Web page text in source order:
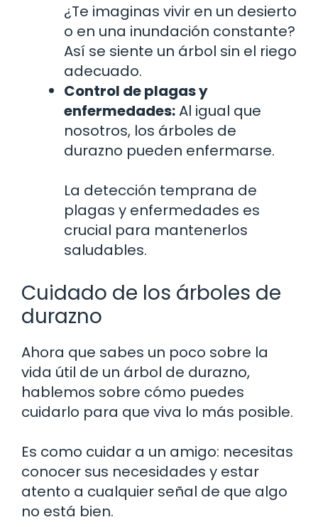
¿Te imaginas vivir en un desierto
o en una inundación constante?
Así se siente un árbol sin el riego
adecuado.
Control de plagas y
enfermedades:Al igual que
nosotros, los árboles de
durazno pueden enfermarse.
La detección temprana de
plagas y enfermedades es
crucial para mantenerlos
saludables.
Cuidado de los árboles de
durazno
Ahora que sabes un poco sobre la
vida útil de un árbol de durazno,
hablemos sobre cómo puedes
cuidarlo para que viva lo más posible.
Es como cuidar a un amigo: necesitas
conocer sus necesidades y estar
atento a cualquier señal de que algo
no está bien.